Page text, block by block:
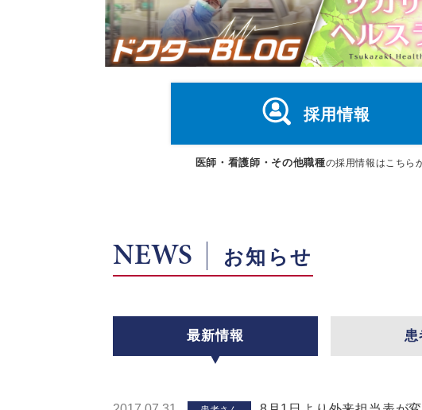
採用情報
医師・看護師・その他職種の採用情報はこちら
NEWS お知らせ
最新情報 患